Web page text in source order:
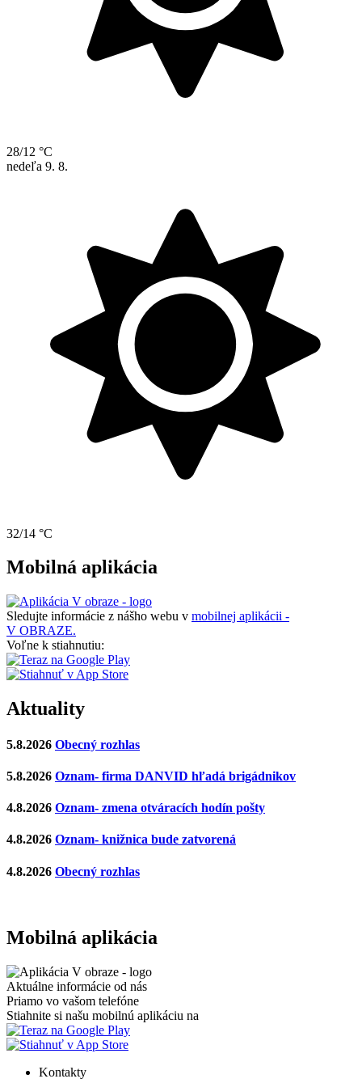
28/12 °C
nedeľa 9. 8.
32/14 °C
Mobilná aplikácia
Sledujte informácie z nášho webu v mobilnej aplikácii -
V OBRAZE.
Voľne k stiahnutiu:
Aktuality
5.8.2026 Obecný rozhlas
5.8.2026 Oznam- firma DANVID hľadá brigádnikov
4.8.2026 Oznam- zmena otváracích hodín pošty
4.8.2026 Oznam- knižnica bude zatvorená
4.8.2026 Obecný rozhlas
Mobilná aplikácia
Aktuálne informácie od nás
Priamo vo vašom telefóne
Stiahnite si našu mobilnú aplikáciu na
Kontakty